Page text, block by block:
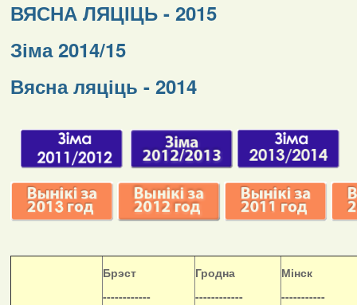
ВЯСНА ЛЯЦІЦЬ - 2015
Зіма 2014/15
Вясна ляціць - 2014
Брэст
------------
Гродна
------------
Мінск
-----------